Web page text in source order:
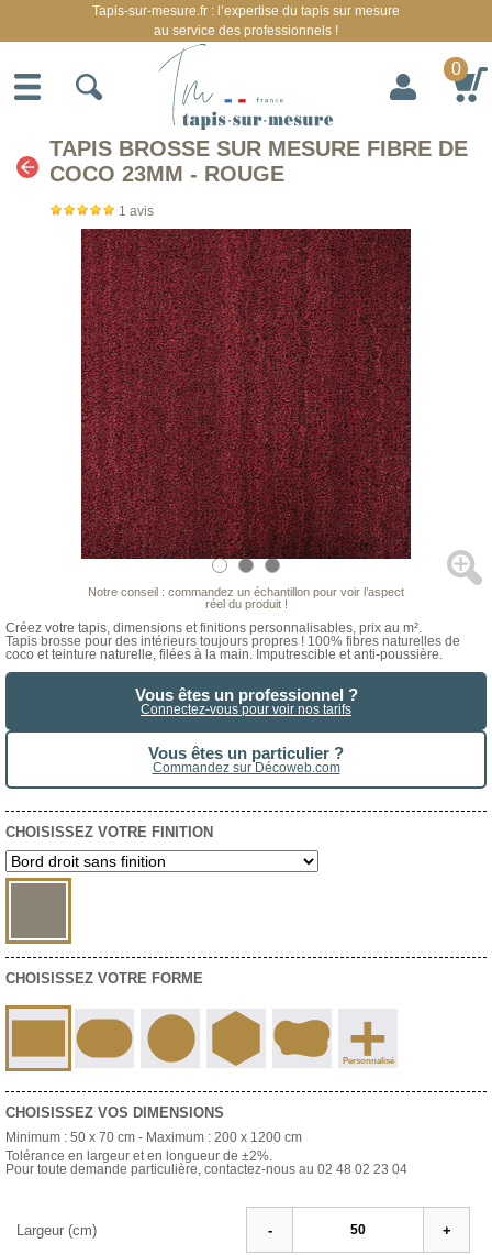
TAPIS BROSSE SUR MESURE FIBRE DE
COCO 23MM - ROUGE
1 avis
Notre conseil : commandez un échantillon pour voir l’aspect
réel du produit !
Créez votre tapis, dimensions et finitions personnalisables, prix au m².
Tapis brosse pour des intérieurs toujours propres ! 100% fibres naturelles de
coco et teinture naturelle, filées à la main. Imputrescible et anti-poussière.
Vous êtes un professionnel ?
Connectez-vous pour voir nos tarifs
Vous êtes un particulier ?
Commandez sur Décoweb.com
CHOISISSEZ VOTRE FINITION
CHOISISSEZ VOTRE FORME
+
Personnalisé
CHOISISSEZ VOS DIMENSIONS
Minimum : 50 x 70 cm - Maximum : 200 x 1200 cm
Tolérance en largeur et en longueur de ±2%.
Pour toute demande particulière, contactez-nous au 02 48 02 23 04
Largeur (cm) - +
Tapis-sur-mesure.fr : l’expertise du tapis sur mesure
au service des professionnels !
0